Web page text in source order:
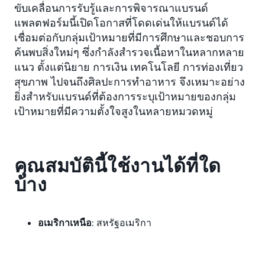
ขับเคลื่อนการรับรู้และการพิจารณาแบรนด์
แพลตฟอร์มนี้เปิดโอกาสที่โดดเด่นให้แบรนด์ได้
เชื่อมต่อกับกลุ่มเป้าหมายที่มีการศึกษาและชอบการ
ค้นพบสิ่งใหม่ๆ ซึ่งกำลังสำรวจเนื้อหาในหลากหลาย
แนว ตั้งแต่นิยาย การเงิน เทคโนโลยี การท่องเที่ยว
สุขภาพ ไปจนถึงศิลปะการทำอาหาร จึงเหมาะอย่าง
ยิ่งสำหรับแบรนด์ที่ต้องการระบุเป้าหมายของกลุ่ม
เป้าหมายที่มีความตั้งใจสูงในหลายหมวดหมู่
คุณสมบัตินี้ใช้งานได้ที่ใด
บ้าง
อเมริกาเหนือ: สหรัฐอเมริกา